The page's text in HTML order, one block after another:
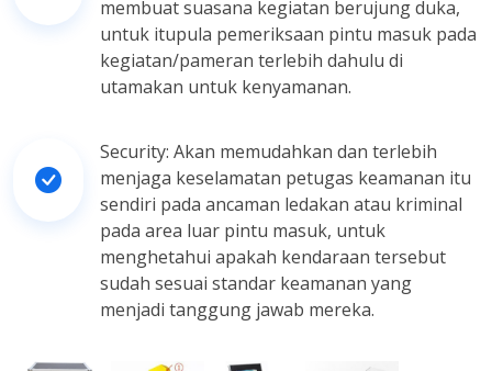
membuat suasana kegiatan berujung duka,
untuk itupula pemeriksaan pintu masuk pada
kegiatan/pameran terlebih dahulu di
utamakan untuk kenyamanan.
Security: Akan memudahkan dan terlebih
menjaga keselamatan petugas keamanan itu
sendiri pada ancaman ledakan atau kriminal
pada area luar pintu masuk, untuk
menghetahui apakah kendaraan tersebut
sudah sesuai standar keamanan yang
menjadi tanggung jawab mereka.